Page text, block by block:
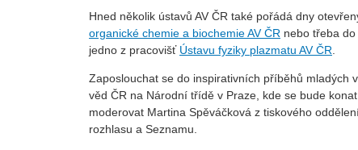
Hned několik ústavů AV ČR také pořádá dny
organické chemie a biochemie AV ČR nebo třeba
jedno z pracovišť Ústavu fyziky plazmatu AV ČR.
Zaposlouchat se do inspirativních příběhů mladých
věd ČR na Národní třídě v Praze, kde se bude konat
moderovat Martina Spěváčková z tiskového
rozhlasu a Seznamu.